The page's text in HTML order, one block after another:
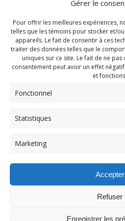
Gérer le
Pour offrir les meilleures expériences,
telles que les témoins pour stocker et/
appareils. Le fait de consentir à ces
traiter des données telles que le
uniques sur ce site. Le fait de ne
consentement peut avoir un effet
et
Fonctionnel
Statistiques
Marketing
Accepter
Refuser
Enregistrer les
Navigation
de
l'article
Previous:
post: